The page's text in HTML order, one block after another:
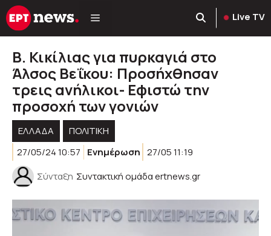
Μετάβαση
σε
Live TV
Β. Κικίλιας για πυρκαγιά στο
Άλσος Βεΐκου: Προσήχθησαν
τρεις ανήλικοι- Εφιστώ την
προσοχή των γονιών
ΕΛΛΑΔΑ
ΠΟΛΙΤΙΚΉ
27/05/24 10:57
Ενημέρωση 27/05 11:19
Σύνταξη Συντακτική ομάδα ertnews.gr